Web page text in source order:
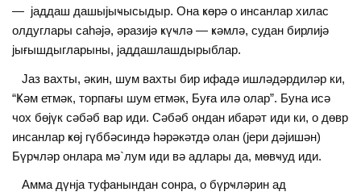
— jаддаш дашыjыҹысыдыр. Она ҝөрә о инсанлар хилас
олдуглары саһәjә, әразиjә ҝүҹлә — ҝәмлә, судан бирлиjә
jығышдыгларыны, jаддашлашдырыблар.
Јаз вахты, әкин, шум вахты бир ифадә ишләдәрдиләр ки,
“Ҝәм етмәк, торпағы шум етмәк, Буға илә олар”. Буна исә
чох бөjүк сәбәб вар иди. Сәбәб ондан ибарәт иди ки, о дөвр
инсанлар ҝөj гүббәсиндә һәрәкәтдә олан (jери дәjишән)
Бүрҹләр онлара мә`лум иди вә адлары да, мөвҹуд иди.
Амма дүнjа туфанындан сонра, о бүрҹләрин ад